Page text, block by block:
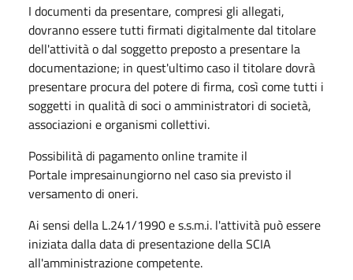
I documenti da presentare, compresi gli allegati,
dovranno essere tutti firmati digitalmente dal titolare
dell'attività o dal soggetto preposto a presentare la
documentazione; in quest'ultimo caso il titolare dovrà
presentare procura del potere di firma, così​ come tutti i
soggetti in qualità di soci o amministratori di società,
associazioni e organismi collettivi.
Possibilità di pagamento online tramite il
Portale impresainungiorno nel caso sia previsto il
versamento di oneri.
Ai sensi della L.241/1990 e s.s.m.i. l'attività può essere
iniziata dalla data di presentazione della SCIA
all'amministrazione competente.